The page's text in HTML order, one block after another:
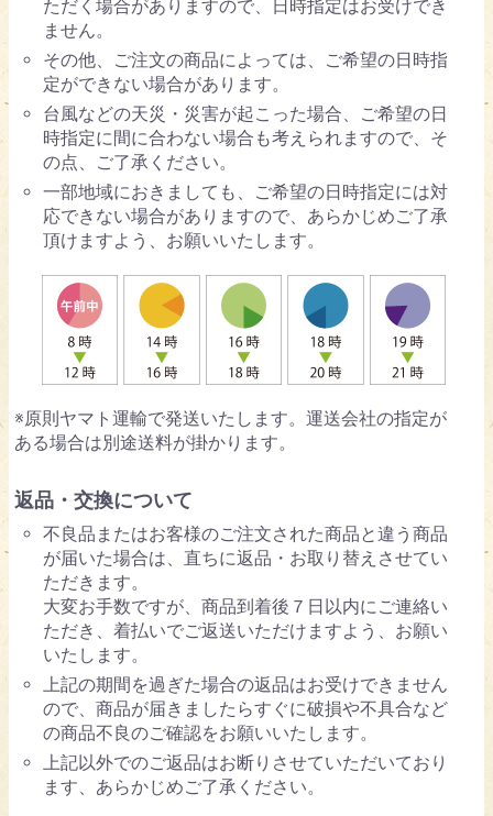
ただく場合がありますので、日時指定はお受けでき
ません。
その他、ご注文の商品によっては、ご希望の日時指
定ができない場合があります。
台風などの天災・災害が起こった場合、ご希望の日
時指定に間に合わない場合も考えられますので、そ
の点、ご了承ください。
一部地域におきましても、ご希望の日時指定には対
応できない場合がありますので、あらかじめご了承
頂けますよう、お願いいたします。
※原則ヤマト運輸で発送いたします。運送会社の指定が
ある場合は別途送料が掛かります。
返品・交換について
不良品またはお客様のご注文された商品と違う商品
が届いた場合は、直ちに返品・お取り替えさせてい
ただきます。
大変お手数ですが、商品到着後７日以内にご連絡い
ただき、着払いでご返送いただけますよう、お願い
いたします。
上記の期間を過ぎた場合の返品はお受けできません
ので、商品が届きましたらすぐに破損や不具合など
の商品不良のご確認をお願いいたします。
上記以外でのご返品はお断りさせていただいており
ます、あらかじめご了承ください。